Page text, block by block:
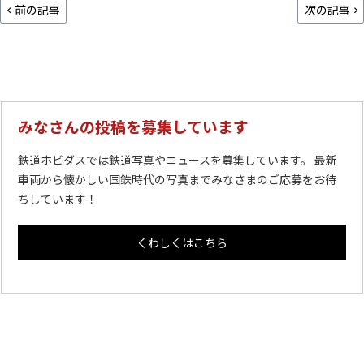
前の記事 次の記事
みなさんの投稿を募集しています
鉄道ホビダスでは鉄道写真やニュースを募集しています。 最新
車両から懐かしい国鉄時代の写真までみなさまのご応募をお待
ちしています！
くわしくはこちら